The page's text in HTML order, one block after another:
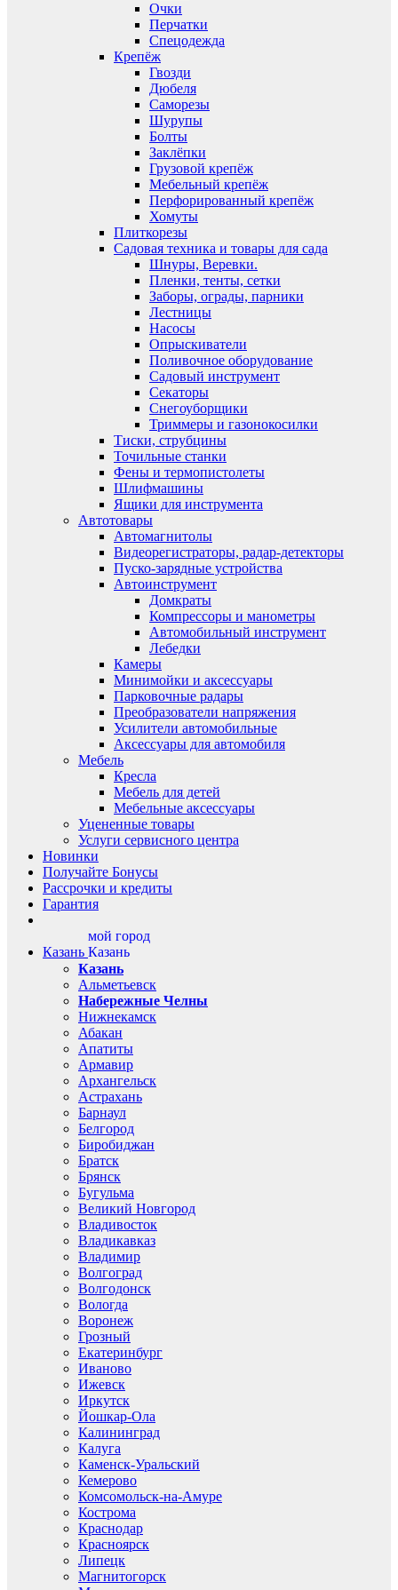
Очки
Перчатки
Спецодежда
Крепёж
Гвозди
Дюбеля
Саморезы
Шурупы
Болты
Заклёпки
Грузовой крепёж
Мебельный крепёж
Перфорированный крепёж
Хомуты
Плиткорезы
Садовая техника и товары для сада
Шнуры, Веревки.
Пленки, тенты, сетки
Заборы, ограды, парники
Лестницы
Насосы
Опрыскиватели
Поливочное оборудование
Садовый инструмент
Секаторы
Снегоуборщики
Триммеры и газонокосилки
Тиски, струбцины
Точильные станки
Фены и термопистолеты
Шлифмашины
Ящики для инструмента
Автотовары
Автомагнитолы
Видеорегистраторы, радар-детекторы
Пуско-зарядные устройства
Автоинструмент
Домкраты
Компрессоры и манометры
Автомобильный инструмент
Лебедки
Камеры
Минимойки и аксессуары
Парковочные радары
Преобразователи напряжения
Усилители автомобильные
Аксессуары для автомобиля
Мебель
Кресла
Мебель для детей
Мебельные аксессуары
Уцененные товары
Услуги сервисного центра
Новинки
Получайте Бонусы
Рассрочки и кредиты
Гарантия
Казань
мой город
Казань
Казань
Альметьевск
Набережные Челны
Нижнекамск
Абакан
Апатиты
Армавир
Архангельск
Астрахань
Барнаул
Белгород
Биробиджан
Братск
Брянск
Бугульма
Великий Новгород
Владивосток
Владикавказ
Владимир
Волгоград
Волгодонск
Вологда
Воронеж
Грозный
Екатеринбург
Иваново
Ижевск
Иркутск
Йошкар-Ола
Калининград
Калуга
Каменск-Уральский
Кемерово
Комсомольск-на-Амуре
Кострома
Краснодар
Красноярск
Липецк
Магнитогорск